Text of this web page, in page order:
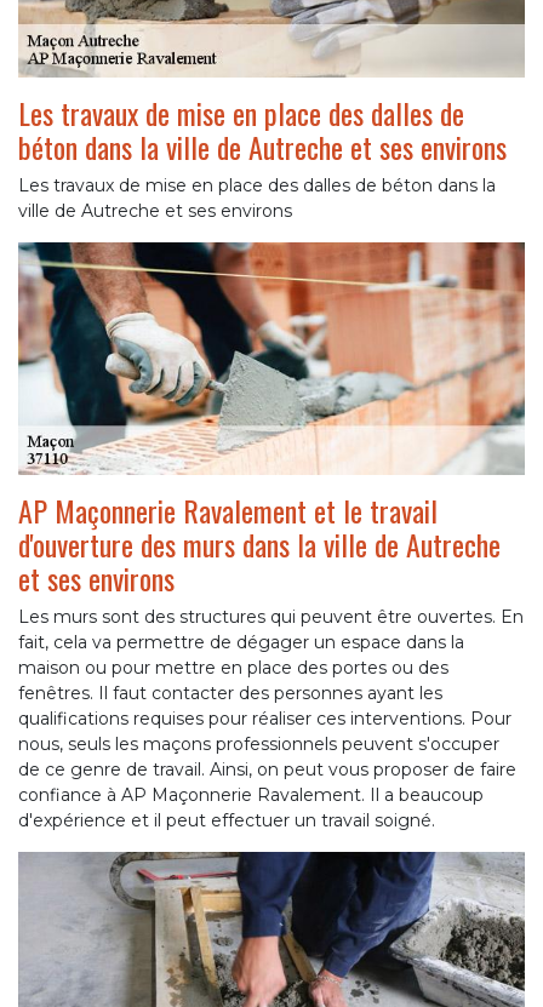
Les travaux de mise en place des dalles de
béton dans la ville de Autreche et ses environs
Les travaux de mise en place des dalles de béton dans la
ville de Autreche et ses environs
AP Maçonnerie Ravalement et le travail
d'ouverture des murs dans la ville de Autreche
et ses environs
Les murs sont des structures qui peuvent être ouvertes. En
fait, cela va permettre de dégager un espace dans la
maison ou pour mettre en place des portes ou des
fenêtres. Il faut contacter des personnes ayant les
qualifications requises pour réaliser ces interventions. Pour
nous, seuls les maçons professionnels peuvent s'occuper
de ce genre de travail. Ainsi, on peut vous proposer de faire
confiance à AP Maçonnerie Ravalement. Il a beaucoup
d'expérience et il peut effectuer un travail soigné.